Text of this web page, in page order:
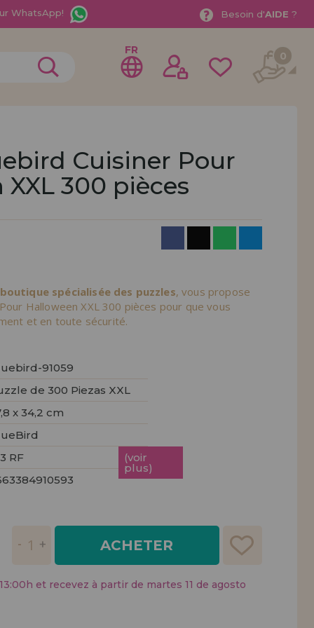
WhatsApp! Besoin d'AIDE ?
en tant que
FR 0
Cuisiner Pour
300 pièces
spécialisée des puzzles, vous propose
Halloween XXL 300 pièces pour que vous
et en toute sécurité.
91059
de 300 Piezas XXL
x 34,2 cm
RF (voir
plus)
ACHETER
et recevez à partir de martes 11 de agosto